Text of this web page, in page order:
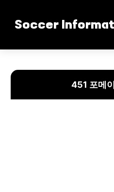
Soccer
451 포메